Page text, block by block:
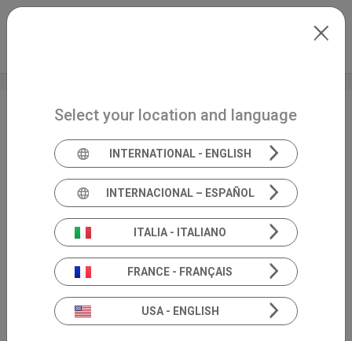
Skip to main content
Balance
Select your location and language
INTERNATIONAL - ENGLISH
INTERNACIONAL – ESPAÑOL
ITALIA - ITALIANO
FRANCE - FRANÇAIS
USA - ENGLISH